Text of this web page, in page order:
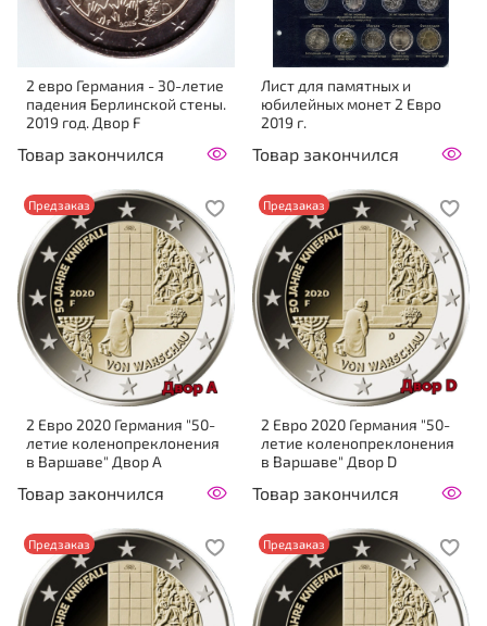
2 евро Германия - 30-летие
падения Берлинской стены.
2019 год. Двор F
Товар закончился
Лист для памятных и
юбилейных монет 2 Евро
2019 г.
Товар закончился
Предзаказ
2 Евро 2020 Германия "50-
летие коленопреклонения
в Варшаве" Двор А
Товар закончился
Предзаказ
2 Евро 2020 Германия "50-
летие коленопреклонения
в Варшаве" Двор D
Товар закончился
Предзаказ Предзаказ